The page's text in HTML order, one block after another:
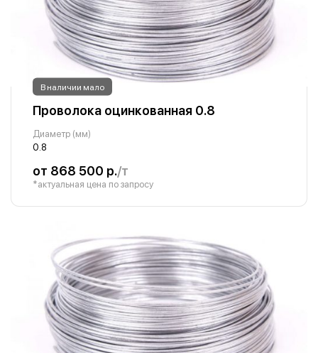
В наличии мало
Проволока оцинкованная 0.8
Диаметр (мм)
0.8
от 868 500 р./т
*актуальная цена по запросу